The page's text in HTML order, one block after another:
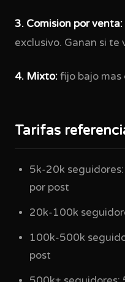
3. Comision por venta:
exclusivo. Ganan si te
4. Mixto: fijo bajo mas
Tarifas
5k-20k
por post
20k-100k
100k-500k
post